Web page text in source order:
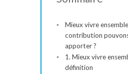
Mieux vivre
contribution
apporter ?
1. Mieux vivre
définition